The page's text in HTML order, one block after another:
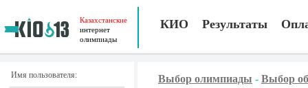
Казахстанские
интернет
олимпиады
КИО Результаты
Имя пользователя: Выбор олимпиады - Выбор